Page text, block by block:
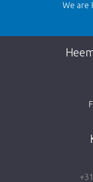
This page
button
We are